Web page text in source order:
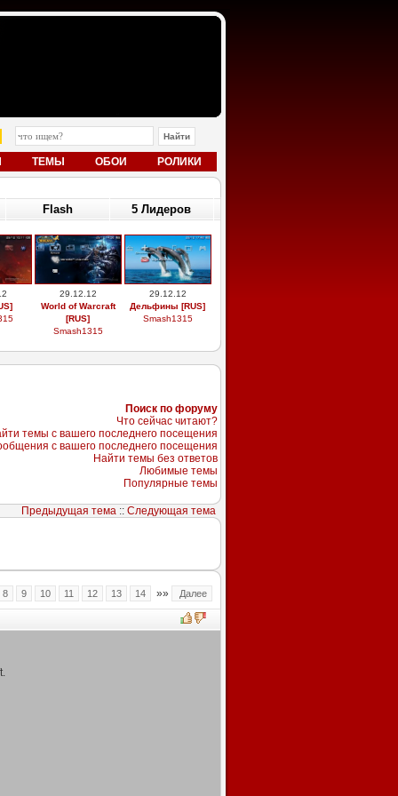
ТЕМЫ ОБОИ РОЛИКИ
Flash 5 Лидеров
29.12.12
World of Warcraft
[RUS]
Smash1315
29.12.12
Дельфины [RUS]
Smash1315
Поиск по форуму
Что сейчас читают?
темы с вашего последнего посещения
с вашего последнего посещения
Найти темы без ответов
Любимые темы
Популярные темы
Предыдущая тема:: Следующая тема
8 9 10 11 12 13 14 »» Далее